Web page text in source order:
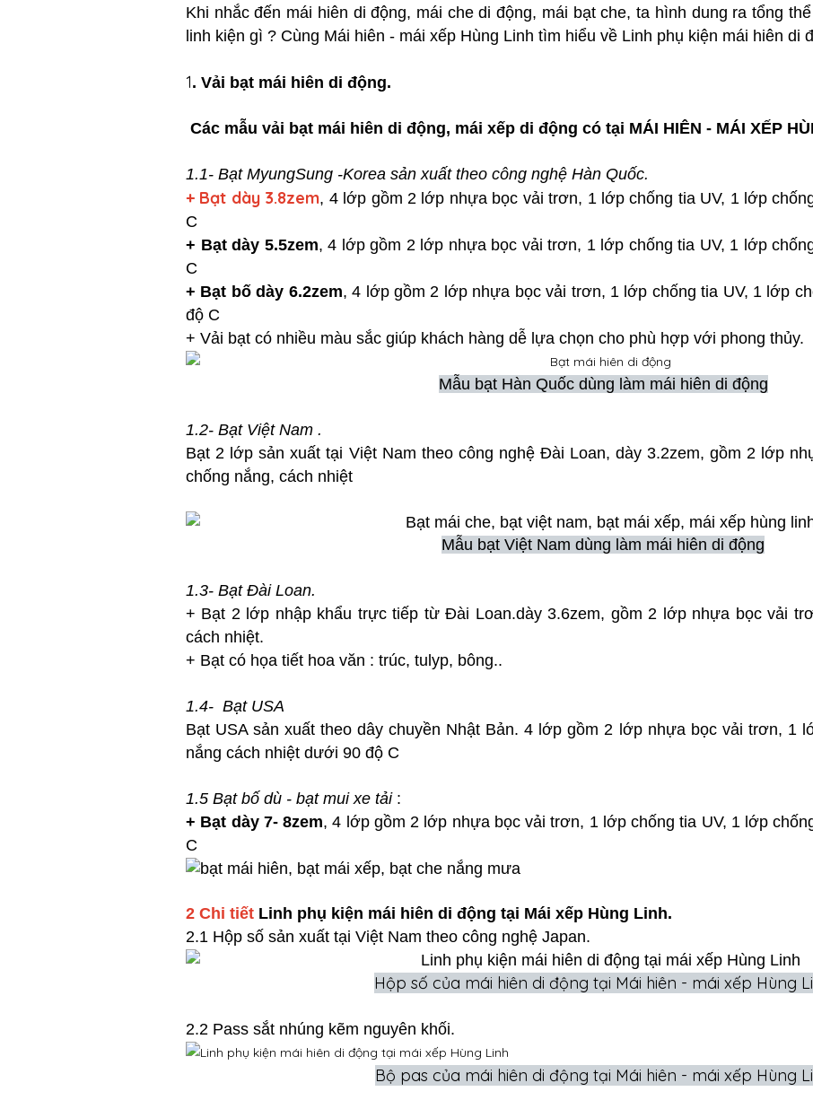
Khi nhắc đến mái hiên di động, mái che di động, mái bạt che, ta hình dung ra tổng
linh kiện gì ? Cùng Mái hiên - mái xếp Hùng Linh tìm hiểu về Linh phụ kiện mái hiên di
1. Vải bạt mái hiên di động.
Các mẫu vải bạt mái hiên di động, mái xếp di động có tại MÁI HIÊN - MÁI XẾP
1.1- Bạt MyungSung -Korea sản xuất theo công nghệ Hàn Quốc.
+ Bạt dày 3.8zem, 4 lớp gồm 2 lớp nhựa bọc vải trơn, 1 lớp chống tia UV, 1 lớp
C
+ Bạt dày 5.5zem, 4 lớp gồm 2 lớp nhựa bọc vải trơn, 1 lớp chống tia UV, 1 lớp
C
+ Bạt bố dày 6.2zem, 4 lớp gồm 2 lớp nhựa bọc vải trơn, 1 lớp chống tia UV, 1 lớp
độ C
+ Vải bạt có nhiều màu sắc giúp khách hàng dễ lựa chọn cho phù hợp với phong thủy.
Mẫu bạt Hàn Quốc dùng làm mái hiên di động
1.2- Bạt Việt Nam .
Bạt 2 lớp sản xuất tại Việt Nam theo công nghệ Đài Loan, dày 3.2zem, gồm 2 lớp
chống nắng, cách nhiệt
Mẫu bạt Việt Nam dùng làm mái hiên di động
1.3- Bạt Đài Loan.
+ Bạt 2 lớp nhập khẩu trực tiếp từ Đài Loan.dày 3.6zem, gồm 2 lớp nhựa bọc vải
cách nhiệt.
+ Bạt có họa tiết hoa văn : trúc, tulyp, bông..
1.4- Bạt USA
Bạt USA sản xuất theo dây chuyền Nhật Bản. 4 lớp gồm 2 lớp nhựa bọc vải trơn, 1
nắng cách nhiệt dưới 90 độ C
1.5 Bạt bố dù - bạt mui xe tải:
+ Bạt dày 7- 8zem, 4 lớp gồm 2 lớp nhựa bọc vải trơn, 1 lớp chống tia UV, 1 lớp
C
2 Chi tiết Linh phụ kiện mái hiên di động tại Mái xếp Hùng Linh.
2.1 Hộp số sản xuất tại Việt Nam theo công nghệ Japan.
Hộp số của mái hiên di động tại Mái hiên - mái xếp Hùng
2.2 Pass sắt nhúng kẽm nguyên khối.
Bộ pas của mái hiên di động tại Mái hiên - mái xếp Hùng